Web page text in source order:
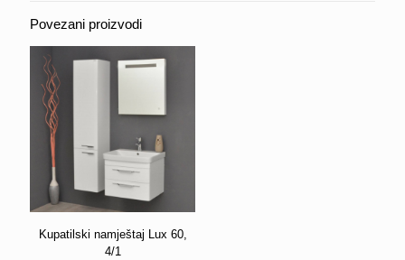
Povezani proizvodi
Kupatilski namještaj Lux 60,
4/1